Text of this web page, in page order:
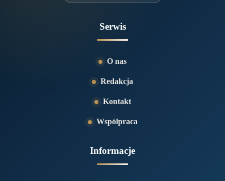
Serwis
O nas
Redakcja
Kontakt
Współpraca
Informacje